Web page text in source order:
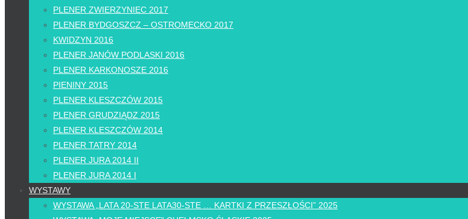
PLENER ZWIERZYNIEC 2017
PLENER BYDGOSZCZ – OSTROMECKO 2017
KWIDZYN 2016
PLENER JANÓW PODLASKI 2016
PLENER KARKONOSZE 2016
PIENINY 2015
PLENER KLESZCZÓW 2015
PLENER GRUDZIĄDZ 2015
PLENER KLESZCZÓW 2014
PLENER TATRY 2014
PLENER JURA 2014 II
PLENER JURA 2014 I
WYSTAWY
WYSTAWA „LATA 20-STE LATA30-STE … KARTKI Z PRZESZŁOŚCI” 2025